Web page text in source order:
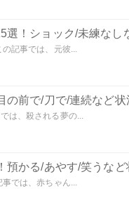
選！ショック/未練なし
記事では、元彼...
の前で/刀で/連続など
は、殺される夢の...
預かる/あやす/笑うな
では、赤ちゃん...